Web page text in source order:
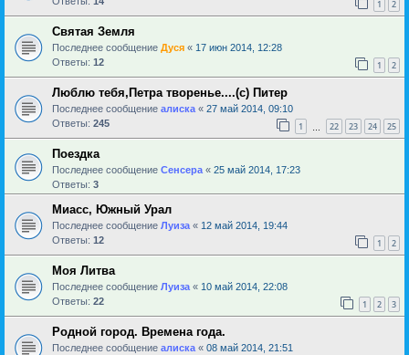
1 2
Святая Земля
Последнее сообщение Дуся « 17 июн 2014, 12:28
Ответы: 12 1 2
Люблю тебя,Петра творенье....(с) Питер
Последнее сообщение алиска « 27 май 2014, 09:10
Ответы: 245 1 22 23 24 25
Поездка
Последнее сообщение Сенсера « 25 май 2014, 17:23
Ответы: 3
Миасс, Южный Урал
Последнее сообщение Луиза « 12 май 2014, 19:44
Ответы: 12 1 2
Моя Литва
Последнее сообщение Луиза « 10 май 2014, 22:08
Ответы: 22 1 2 3
Родной город. Времена года.
Последнее сообщение алиска « 08 май 2014, 21:51